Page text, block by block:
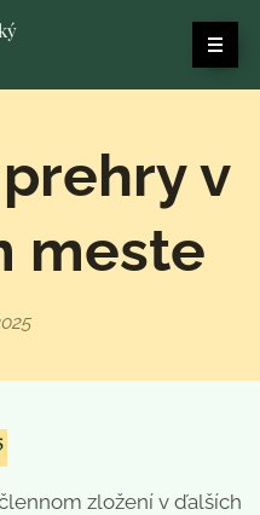
v
meste
zložení v ďalších